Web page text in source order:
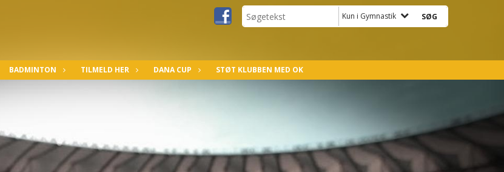
Kun i Gymnastik
BADMINTON TILMELD HER DANA CUP STØT KLUBBEN MED OK